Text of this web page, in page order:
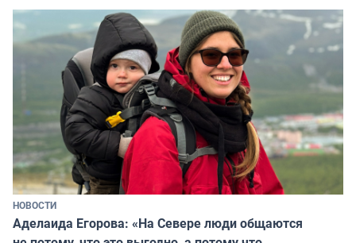
НОВОСТИ
Аделаида Егорова: «На Севере люди общаются